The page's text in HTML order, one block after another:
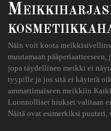
Näin voit koota
muutamaan
jopa täydellinen meikki ei
tyypille ja jos sitä ei käytetä
ammattimaiseen meikkiin
Luonnolliset hiukset valitaan
Näitä ovat esimerkiksi